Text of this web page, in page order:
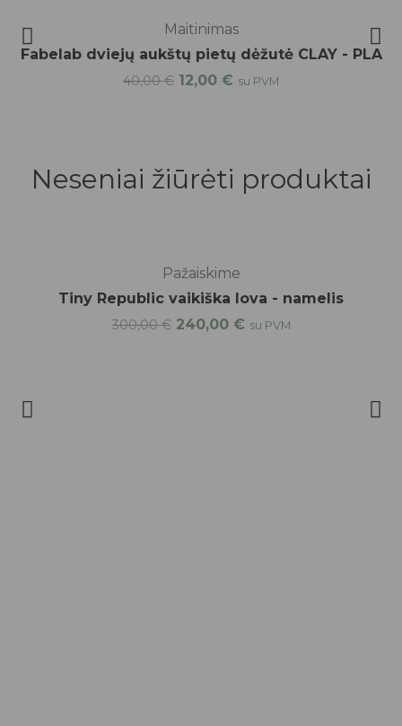
Maitinimas
Fabelab dviejų aukštų pietų dėžutė CLAY - PLA
40,00€ 12,00 € su PVM
Neseniai žiūrėti produktai
Pažaiskime
Tiny Republic vaikiška lova - namelis
300,00€ 240,00 € su PVM